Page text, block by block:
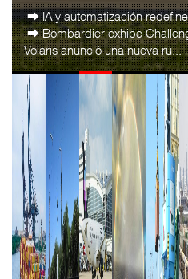
⮕ IA y automatización
⮕ Bombardier exhibe
Volaris anunció una nueva ru...